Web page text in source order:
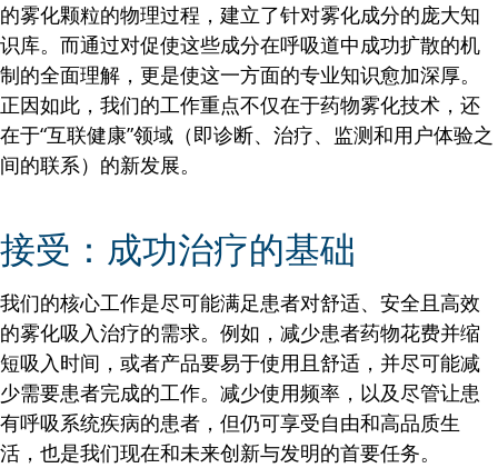
的雾化颗粒的物理过程，建立了针对雾化成分的庞大知
识库。而通过对促使这些成分在呼吸道中成功扩散的机
制的全面理解，更是使这一方面的专业知识愈加深厚。
正因如此，我们的工作重点不仅在于药物雾化技术，还
在于“互联健康”领域（即诊断、治疗、监测和用户体验之
间的联系）的新发展。
接受：成功治疗的基础
我们的核心工作是尽可能满足患者对舒适、安全且高效
的雾化吸入治疗的需求。例如，减少患者药物花费并缩
短吸入时间，或者产品要易于使用且舒适，并尽可能减
少需要患者完成的工作。减少使用频率，以及尽管让患
有呼吸系统疾病的患者，但仍可享受自由和高品质生
活，也是我们现在和未来创新与发明的首要任务。